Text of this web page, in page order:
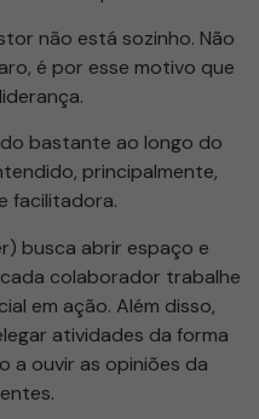
não está sozinho. Não
é por esse motivo que
bastante ao longo do
principalmente,
facilitadora.
busca abrir espaço e
colaborador trabalhe
em ação. Além disso,
atividades da forma
a ouvir as opiniões da